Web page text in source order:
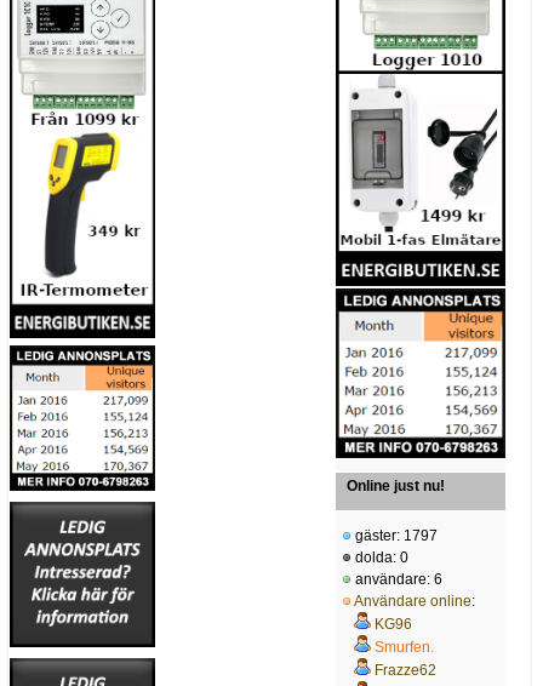
Online just nu!
gäster: 1797
dolda: 0
användare: 6
Användare online:
KG96
Smurfen.
Frazze62